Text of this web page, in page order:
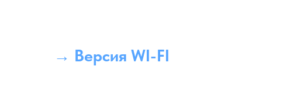
→ Версия WI-FI